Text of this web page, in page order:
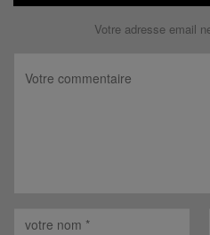
Votre adresse email